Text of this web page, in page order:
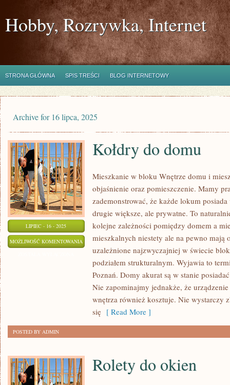
Hobby, Rozrywka, Internet
STRONA GŁÓWNA SPIS TREŚCI BLOG INTERNETOWY
Archive for 16 lipca, 2025
LIPIEC - 16 - 2025
MOŻLIWOŚĆ KOMENTOWANIA KOŁDRY
DOMU
Kołdry do domu
Mieszkanie w bloku Wnętrze domu i
objaśnienie oraz pomieszczenie. Mamy
zademonstrować, że każde lokum posiada
drugie większe, ale prywatne. To
kolejne zależności pomiędzy domem a
mieszkalnych niestety ale na pewno mają
uzależnione najzwyczajniej w świecie
podziałem strukturalnym. Wyjawia to
Poznań. Domy akurat są w stanie
Nie zapominajmy jednakże, że
wnętrza również kosztuje. Nie wystarczy
się [ Read More ]
POSTED BY ADMIN
Rolety do okien